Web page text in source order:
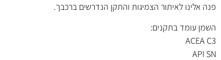
פנה אלינו לאיתור הצמיגות והתקן הנדרשים ברכבך.
השמן עומד בתקנים:
ACEA C3
API SN